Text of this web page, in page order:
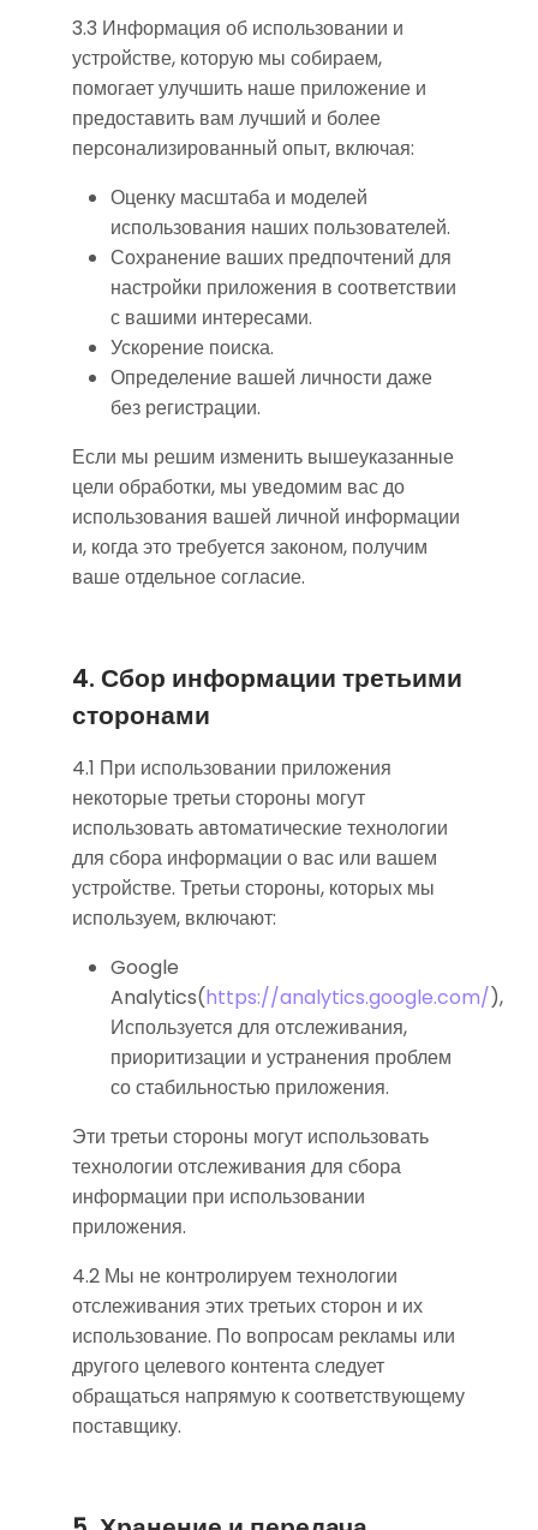
3.3 Информация об использовании и
устройстве, которую мы собираем,
помогает улучшить наше приложение и
предоставить вам лучший и более
персонализированный опыт, включая:
Оценку масштаба и моделей
использования наших пользователей.
Сохранение ваших предпочтений для
настройки приложения в соответствии
с вашими интересами.
Ускорение поиска.
Определение вашей личности даже
без регистрации.
Если мы решим изменить вышеуказанные
цели обработки, мы уведомим вас до
использования вашей личной информации
и, когда это требуется законом, получим
ваше отдельное согласие.
4. Сбор информации третьими
сторонами
4.1 При использовании приложения
некоторые третьи стороны могут
использовать автоматические технологии
для сбора информации о вас или вашем
устройстве. Третьи стороны, которых мы
используем, включают:
Google
Analytics(https://analytics.google.com/),
Используется для отслеживания,
приоритизации и устранения проблем
со стабильностью приложения.
Эти третьи стороны могут использовать
технологии отслеживания для сбора
информации при использовании
приложения.
4.2 Мы не контролируем технологии
отслеживания этих третьих сторон и их
использование. По вопросам рекламы или
другого целевого контента следует
обращаться напрямую к соответствующему
поставщику.